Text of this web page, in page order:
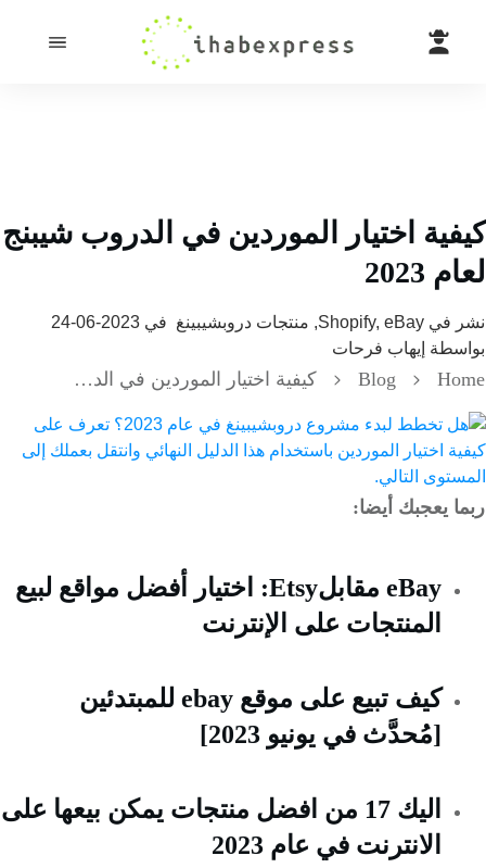
اختيار الموردين في الدروب شيبنج
في Shopify, eBay, منتجات دروبشيبينغ في 2023-06-24
إيهاب فرحات
Blog كيفية اختيار الموردين في الدروب شيبنج لعام 2023
يعجبك أيضا:
eBay مقابلEtsy: اختيار أفضل مواقع لبيع
المنتجات على الإنترنت
كيف تبيع على موقع ebay للمبتدئين
[مُحدَّث في يونيو 2023]
اليك 17 من افضل منتجات يمكن بيعها على
الانترنت في عام 2023